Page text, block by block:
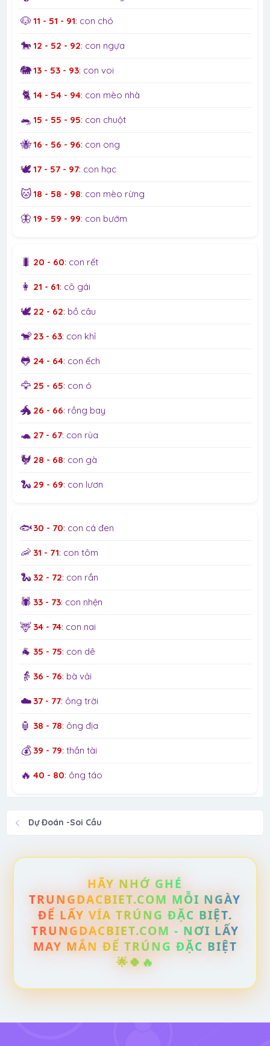
🐶 11 - 51 - 91: con chó
🐎 12 - 52 - 92: con ngựa
🐘13 - 53 - 93: con voi
🐈 14 - 54 - 94: con mèo nhà
🐀 15 - 55 - 95: con chuột
🐝16 - 56 - 96: con ong
🕊️17 - 57 - 97: con hạc
🐱18 - 58 - 98: con mèo rừng
🦋 19 - 59 - 99: con bướm
🐛 20 - 60: con rết
👩 21 - 61: cô gái
🕊️ 22 - 62: bồ câu
🐒 23 - 63: con khỉ
🐸 24 - 64: con ếch
🦅 25 - 65: con ó
🐲 26 - 66: rồng bay
🐢 27 - 67: con rùa
🐓 28 - 68: con gà
🐍 29 - 69: con lươn
🐟30 - 70: con cá đen
🦐 31 - 71: con tôm
🐍 32 - 72: con rắn
🕷️ 33 - 73: con nhện
🦌 34 - 74: con nai
🐐 35 - 75: con dê
👵 36 - 76: bà vải
☁️ 37 - 77: ông trời
🏮 38 - 78: ông địa
💰 39 - 79: thần tài
🔥 40 - 80: ông táo
Dự Đoán -Soi Cầu
HÃY NHỚ GHÉ
TRUNGDACBIET.COM MỖI NGÀY
ĐỂ LẤY VÍA TRÚNG ĐẶC BIỆT.
TRUNGDACBIET.COM - NƠI LẤY
MAY MẮN ĐỂ TRÚNG ĐẶC BIỆT
🌟🍀🔥